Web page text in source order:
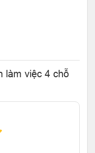
làm việc 4 chỗ